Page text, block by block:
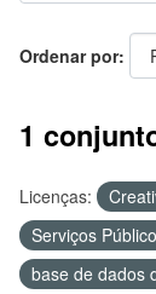
Ordenar por
1
Licenças:
Serviços
base de dados